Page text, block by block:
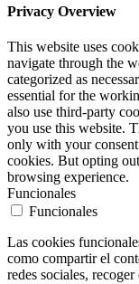
Privacy Overview
This website uses
navigate through the
categorized as
essential for the
also use third-party
you use this website.
only with your
cookies. But opting
browsing experience.
Funcionales
Funcionales
Las cookies
como compartir el
redes sociales,